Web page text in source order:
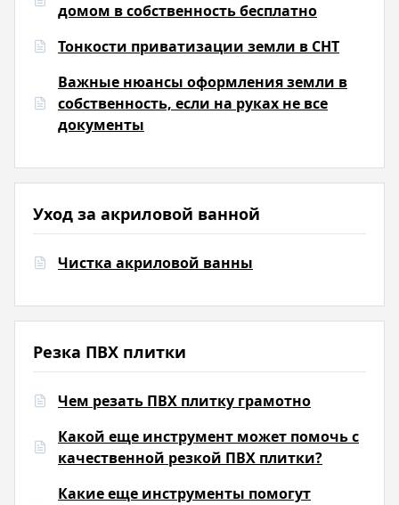
домом в собственность бесплатно
Тонкости приватизации земли в СНТ
Важные нюансы оформления земли в
собственность, если на руках не все
документы
Уход за акриловой ванной
Чистка акриловой ванны
Резка ПВХ плитки
Чем резать ПВХ плитку грамотно
Какой еще инструмент может помочь с
качественной резкой ПВХ плитки?
Какие еще инструменты помогут